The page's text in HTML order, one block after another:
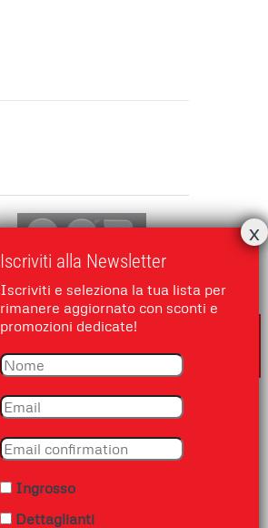
Iscriviti alla Newsletter
Iscriviti e seleziona la tua lista per
rimanere aggiornato con sconti e
promozioni dedicate!
Ingrosso
Dettaglianti